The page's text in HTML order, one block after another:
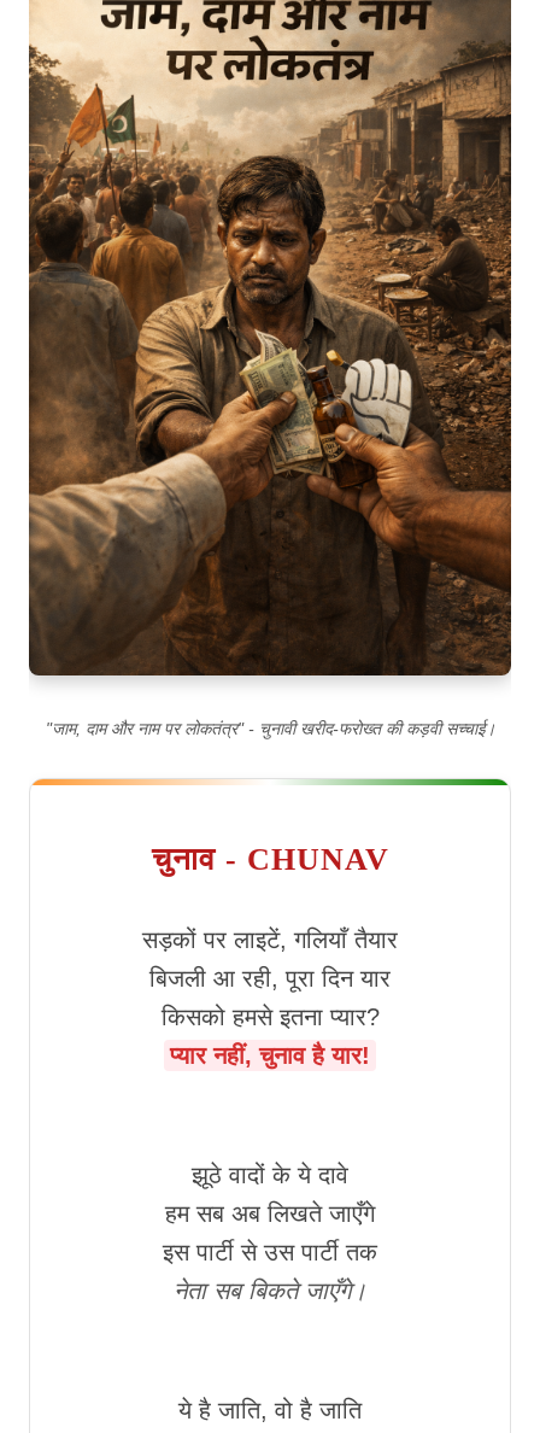
"जाम, दाम और नाम पर लोकतंत्र" - चुनावी खरीद-फरोख्त की कड़वी सच्चाई।
चुनाव - CHUNAV
सड़कों पर लाइटें, गलियाँ तैयार
बिजली आ रही, पूरा दिन यार
किसको हमसे इतना प्यार?
प्यार नहीं, चुनाव है यार!
झूठे वादों के ये दावे
हम सब अब लिखते जाएँगे
इस पार्टी से उस पार्टी तक
नेता सब बिकते जाएँगे।
ये है जाति, वो है जाति